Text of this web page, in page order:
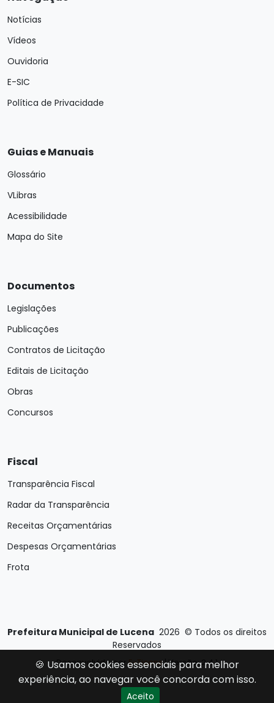
Notícias
Vídeos
Ouvidoria
E-SIC
Política de Privacidade
Guias e Manuais
Glossário
VLibras
Acessibilidade
Mapa do Site
Documentos
Legislações
Publicações
Contratos de Licitação
Editais de Licitação
Obras
Concursos
Fiscal
Transparência Fiscal
Radar da Transparência
Receitas Orçamentárias
Despesas Orçamentárias
Frota
Prefeitura Municipal de Lucena 2026 © Todos os direitos
Reservados
Desenvolvido porE-Ticons| Versão: 2.4.1
🍪 Usamos cookies essenciais para melhor
experiência, ao navegar você concorda com isso.
Aceito